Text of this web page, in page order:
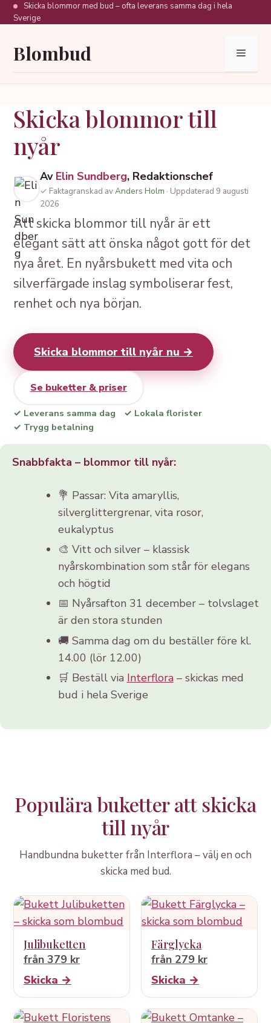
Hoppa
till
Skicka blommor med bud – ofta leverans samma dag i hela
Sverige
Blombud Meny
Skicka blommor till
nyår
Av Elin Sundberg, Redaktionschef
✓ Faktagranskad avAnders Holm · Uppdaterad 9 augusti
2026
Att skicka blommor till nyår är ett
elegant sätt att önska något gott för det
nya året. En nyårsbukett med vita och
silverfärgade inslag symboliserar fest,
renhet och nya början.
Skicka blommor till nyår nu →
Se buketter & priser
✓ Leverans samma dag
✓ Lokala florister
✓ Trygg betalning
Snabbfakta – blommor till nyår:
💐 Passar: Vita amaryllis,
silverglittergrenar, vita rosor,
eukalyptus
🎨 Vitt och silver – klassisk
nyårskombination som står för elegans
och högtid
📅 Nyårsafton 31 december – tolvslaget
är den stora stunden
🚚 Samma dag om du beställer före kl.
14.00 (lör 12.00)
🛒 Beställ via Interflora– skickas med
bud i hela Sverige
Populära buketter att skicka
till nyår
Handbundna buketter från Interflora – välj en och
skicka med bud.
Julibuketten
från 379 kr
Skicka →
Färglycka
från 279 kr
Skicka →